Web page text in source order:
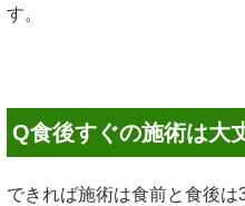
す。
Q食後すぐの施術は大
できれば施術は食前と食後